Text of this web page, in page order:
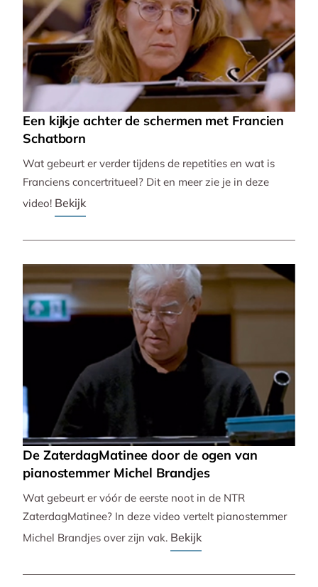
Een kijkje achter de schermen met Francien
Schatborn
Wat gebeurt er verder tijdens de repetities en wat is
Franciens concertritueel? Dit en meer zie je in deze
video! Bekijk
De ZaterdagMatinee door de ogen van
pianostemmer Michel Brandjes
Wat gebeurt er vóór de eerste noot in de NTR
ZaterdagMatinee? In deze video vertelt pianostemmer
Michel Brandjes over zijn vak. Bekijk